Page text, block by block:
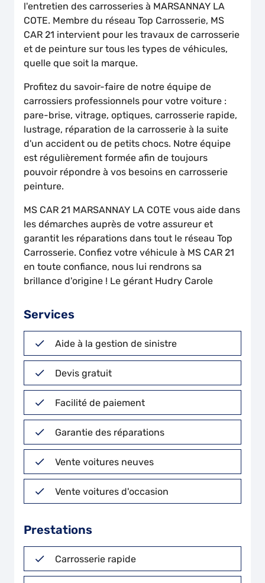
l'entretien des carrosseries à MARSANNAY LA
COTE. Membre du réseau Top Carrosserie, MS
CAR 21 intervient pour les travaux de carrosserie
et de peinture sur tous les types de véhicules,
quelle que soit la marque.
Profitez du savoir-faire de notre équipe de
carrossiers professionnels pour votre voiture :
pare-brise, vitrage, optiques, carrosserie rapide,
lustrage, réparation de la carrosserie à la suite
d'un accident ou de petits chocs. Notre équipe
est régulièrement formée afin de toujours
pouvoir répondre à vos besoins en carrosserie
peinture.
MS CAR 21 MARSANNAY LA COTE vous aide dans
les démarches auprès de votre assureur et
garantit les réparations dans tout le réseau Top
Carrosserie. Confiez votre véhicule à MS CAR 21
en toute confiance, nous lui rendrons sa
brillance d'origine ! Le gérant Hudry Carole
Services
Aide à la gestion de sinistre
Devis gratuit
Facilité de paiement
Garantie des réparations
Vente voitures neuves
Vente voitures d'occasion
Prestations
Carrosserie rapide